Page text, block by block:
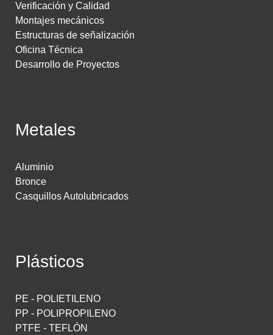
Verificación y Calidad
Montajes mecánicos
Estructuras de señalización
Oficina Técnica
Desarrollo de Proyectos
Metales
Aluminio
Bronce
Casquillos Autolubricados
Plásticos
PE - POLIETILENO
PP - POLIPROPILENO
PTFE - TEFLÓN